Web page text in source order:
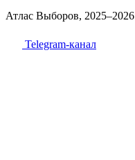
Атлас Выборов, 2025–2026
Telegram-канал